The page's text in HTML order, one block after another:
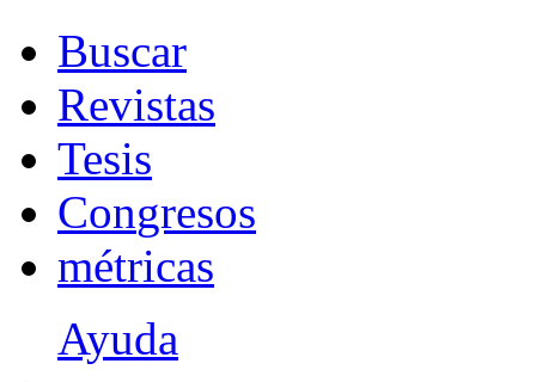
Buscar
Revistas
Tesis
Congresos
métricas
Ayuda